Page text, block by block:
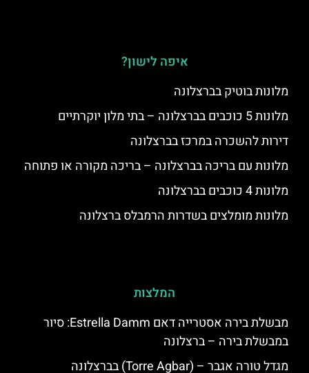
איפה לישון?
מלונות בוטיק בברצלונה
מלונות 5 כוכבים בברצלונה – בתי מלון יוקרתיים
דירות להשכרה במרכז בברצלונה
מלונות עם בריכה בברצלונה – בריכה מקורה או פתוחה
מלונות 4 כוכבים בברצלונה
מלונות מומלצים בשדרות הרמבלס ברצלונה
המלצות
מבשלת בירה אסטרייה דאם Estrella Damm: סיור
במבשלת בירה – ברצלונה
מגדל טורה אגבר – (‪Torre Agbar‬) בברצלונה